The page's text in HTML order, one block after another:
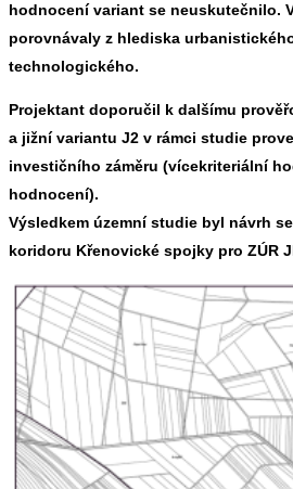
hodnocení variant se neuskutečnilo.
porovnávaly z hlediska
technologického.
Projektant doporučil k dalšímu
a jižní variantu J2 v rámci studie
investičního záměru (vícekriteriální
hodnocení).
Výsledkem územní studie byl návrh
koridoru Křenovické spojky pro ZÚR